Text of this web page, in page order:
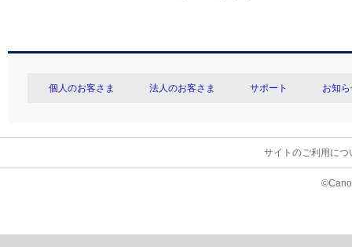
個人のお客さま 法人のお客さま サポート お知
サイトのご利用につ